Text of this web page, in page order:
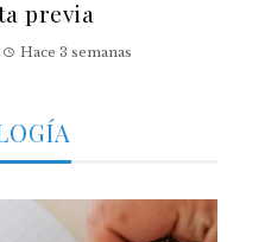
previa
Hace 3 semanas